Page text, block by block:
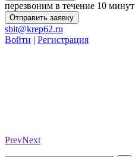
перезвоним в течение 10 минут
Отправить заявку
sbit@krep62.ru
Войти | Регистрация
PrevNext